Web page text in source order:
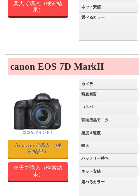
ネット安値
選べるカラー
楽天で購入（検索結
果）
canon EOS 7D MarkII
カメラ
写真画質
コスパ
背面液晶モニタ
感度＆速度
軽さ
バッテリー持ち
ネット安値
選べるカラー
Amazonで購入（検
索結果）
楽天で購入（検索結
果）